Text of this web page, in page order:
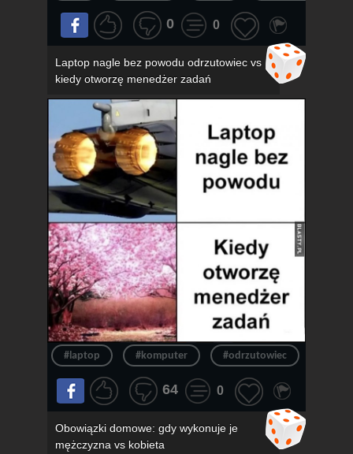
0 0
Laptop nagle bez powodu odrzutowiec vs
kiedy otworzę menedżer zadań
#laptop #komputer #odrzutowiec
64 0
Obowiązki domowe: gdy wykonuje je
mężczyzna vs kobieta